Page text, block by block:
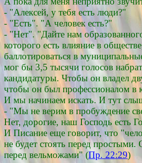
- "Алексей, у тебя есть люди?"
- "Есть". "А человек есть?"
- "Нет". "Дайте нам
которого есть влияние в
баллотироваться в
мог бы 3,5 тысячи голосов
кандидатуры. Чтобы он владел
чтобы он был профессионалом в
И мы начинаем искать. И тут
- "Мы не верим в пробуждение
Нет, дорогие, наш Господь есть
И Писание еще говорит, что
не будет стоять перед простыми.
перед вельможами" (Пр. 22:29)